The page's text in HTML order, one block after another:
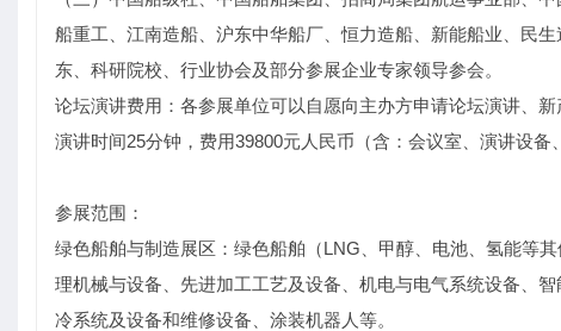
船重工、江南造船、沪东中华船厂、恒力造船、新能船业、民
东、科研院校、行业协会及部分参展企业专家领导参会。
论坛演讲费用：各参展单位可以自愿向主办方申请论坛演讲、
演讲时间25分钟，费用39800元人民币（含：会议室、演讲设备
参展范围：
绿色船舶与制造展区：绿色船舶（LNG、甲醇、电池、氢能等
理机械与设备、先进加工工艺及设备、机电与电气系统设备、
冷系统及设备和维修设备、涂装机器人等。